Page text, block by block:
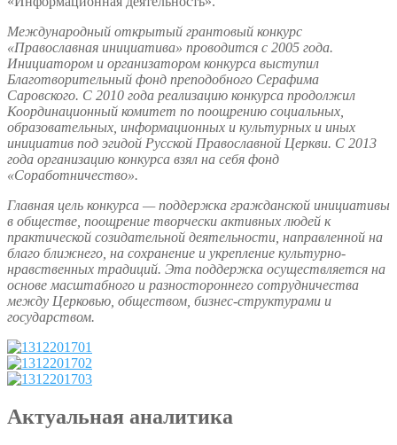
Международный открытый грантовый конкурс
«Православная инициатива» проводится с 2005 года.
Инициатором и организатором конкурса выступил
Благотворительный фонд преподобного Серафима
Саровского. С 2010 года реализацию конкурса продолжил
Координационный комитет по поощрению социальных,
образовательных, информационных и культурных и иных
инициатив под эгидой Русской Православной Церкви. С 2013
года организацию конкурса взял на себя фонд
«Соработничество».
Главная цель конкурса — поддержка гражданской инициативы
в обществе, поощрение творчески активных людей к
практической созидательной деятельности, направленной на
благо ближнего, на сохранение и укрепление культурно-
нравственных традиций. Эта поддержка осуществляется на
основе масштабного и разностороннего сотрудничества
между Церковью, обществом, бизнес-структурами и
государством.
Актуальная аналитика